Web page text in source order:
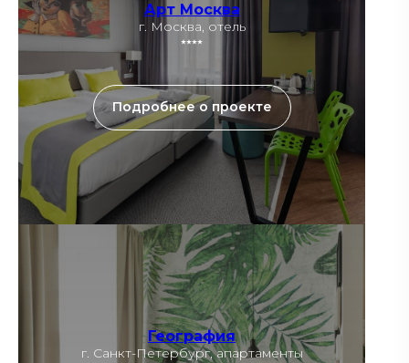
Арт Москва
г. Москва, отель
⭑⭑⭑⭑
Подробнее о проекте
География
г. Санкт-Петербург, апартаменты